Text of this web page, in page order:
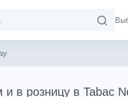
и в розницу в Tabac